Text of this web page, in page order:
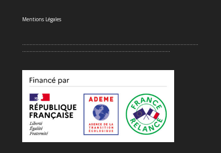
Mentions Légales
.......................................................................................................................
....................................................................................................